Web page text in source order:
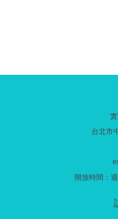
台北市
開放時間：